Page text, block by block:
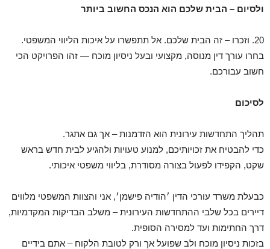
ולסיום – הבית שלכם הוא הנכס החשוב ביותר
20.⁠ ⁠וזכרו – זה הבית שלכם. אל תתפשרו על איכות הליווי המשפטי.
בחרו עורך דין מנוסה, מקצועי ובעל ניסיון מוכח — זהו הפרויקט הכי
חשוב עבורכם.
לסיכום
תהליך התחדשות עירונית הוא הזדמנות – אך גם אתגר.
כדי להבטיח את זכויותיכם, למנוע טעויות ולהגיע לבית חדש בראש
שקט, הקפידו לפעול בצורה מסודרת, בליווי משפטי איכותי.
כבעלת משרד עורכי הדין ׳הודיה פישמן׳, אני והצוות המשפטי מלווים
דיירים בכל שלבי ההתחדשות העירונית – משלב הבדיקות המקדמיות,
דרך החתימות ועד למסירה הסופית.
בזכות ניסיון מוכח ולב שפועל אך ורק לטובת הלקוח – אתם בידיים